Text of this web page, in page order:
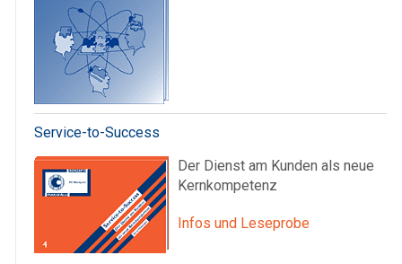
Service-to-Success
Der Dienst am Kunden als neue
Kernkompetenz
Infos und Leseprobe